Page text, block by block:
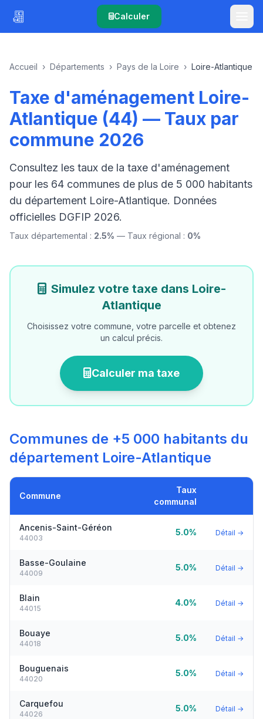
Calculer
Accueil › Départements › Pays de la Loire › Loire-Atlantique
Taxe d'aménagement Loire-
Atlantique (44) — Taux par
commune 2026
Consultez les taux de la taxe d'aménagement
pour les 64 communes de plus de 5 000 habitants
du département Loire-Atlantique. Données
officielles DGFIP 2026.
Taux départemental : 2.5% — Taux régional : 0%
Simulez votre taxe dans Loire-
Atlantique
Choisissez votre commune, votre parcelle et obtenez
un calcul précis.
Calculer ma taxe
Communes de +5 000 habitants du
département Loire-Atlantique
Commune
Taux
communal
Ancenis-Saint-Géréon
44003
5.0% Détail →
Basse-Goulaine
44009
5.0% Détail →
Blain
44015
4.0% Détail →
Bouaye
44018
5.0% Détail →
Bouguenais
44020
5.0% Détail →
Carquefou
44026
5.0% Détail →